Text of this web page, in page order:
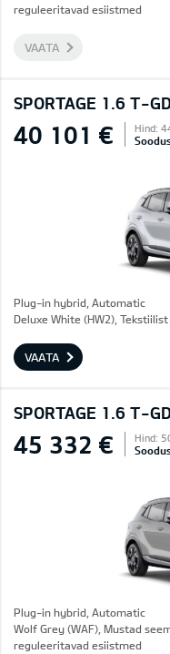
reguleeritavad esiistmed
VAATA
SPORTAGE 1.6 T-
40 101 € Hind:
Plug-in hybrid, Automatic
Deluxe White (HW2),
VAATA
SPORTAGE 1.6 T-
45 332 € Hind:
Plug-in hybrid, Automatic
Wolf Grey (WAF), Mustad
reguleeritavad esiistmed